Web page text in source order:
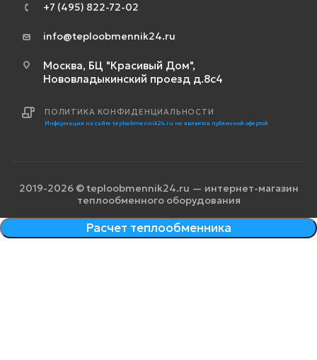
+7 (495) 822-72-02
info@teploobmennik24.ru
Москва, БЦ "Красивый Дом",
Нововладыкинский проезд д.8с4
ПОЛИТИКА КОНФИДЕНЦИАЛЬНОСТИ
Информация на сайте teploobmennik24.ru не является публичной офертой
2019-2026 © teploobmennik24.ru — интернет-магазин
теплообменного оборудования
Расчет теплообменника